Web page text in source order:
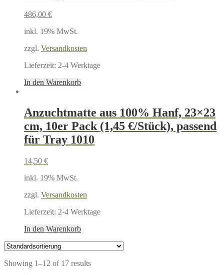
486,00 €
inkl. 19% MwSt.
zzgl. Versandkosten
Lieferzeit: 2-4 Werktage
In den Warenkorb
Anzuchtmatte aus 100% Hanf, 23×23
cm, 10er Pack (1,45 €/Stück), passend
für Tray 1010
14,50 €
inkl. 19% MwSt.
zzgl. Versandkosten
Lieferzeit: 2-4 Werktage
In den Warenkorb
Showing 1–12 of 17 results